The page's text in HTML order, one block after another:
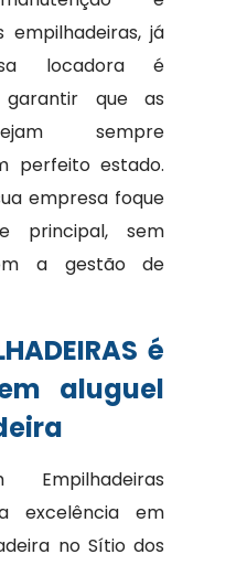
empilhadeiras, já
locadora é
garantir que as
sempre
perfeito estado.
empresa foque
principal, sem
a gestão de
é
aluguel
Empilhadeiras
excelência em
no Sítio dos